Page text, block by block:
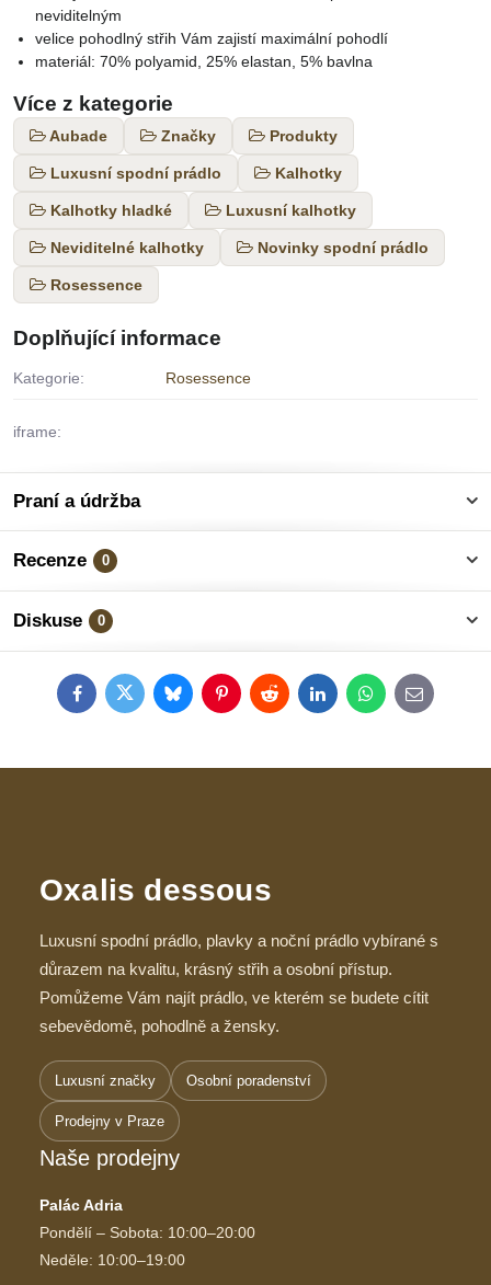
neviditelným
velice pohodlný střih Vám zajistí maximální pohodlí
materiál: 70% polyamid, 25% elastan, 5% bavlna
Více z kategorie
Aubade Značky Produkty
Luxusní spodní prádlo Kalhotky
Kalhotky hladké Luxusní kalhotky
Neviditelné kalhotky Novinky spodní prádlo
Rosessence
Doplňující informace
Kategorie: Rosessence
iframe:
Praní a údržba
Recenze 0
Diskuse 0
FacebookTwitterBlueskyPinterestRedditLinkedInWhatsApp
E-
mail
Oxalis dessous
Luxusní spodní prádlo, plavky a noční prádlo vybírané s
důrazem na kvalitu, krásný střih a osobní přístup.
Pomůžeme Vám najít prádlo, ve kterém se budete cítit
sebevědomě, pohodlně a žensky.
Luxusní značky Osobní poradenství
Prodejny v Praze
Naše prodejny
Palác Adria
Pondělí – Sobota: 10:00–20:00
Neděle: 10:00–19:00